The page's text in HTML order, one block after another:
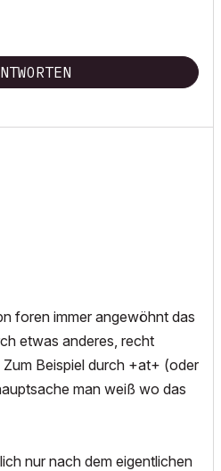
foren immer angewöhnt das
etwas anderes, recht
Beispiel durch +at+ (oder
man weiß wo das
nur nach dem eigentlichen